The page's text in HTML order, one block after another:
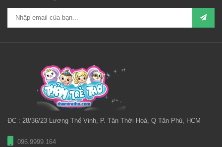
ĐC : 28/36/23 Lương Thế Vinh, P. Tân Thới Hoà, Q Tân Phú, HCM
096.9999.164